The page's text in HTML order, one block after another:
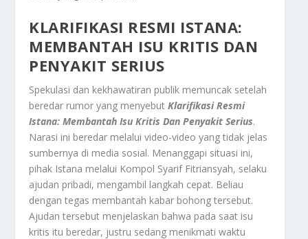
KLARIFIKASI RESMI ISTANA:
MEMBANTAH ISU KRITIS DAN
PENYAKIT SERIUS
Spekulasi dan kekhawatiran publik memuncak setelah
beredar rumor yang menyebutKlarifikasi Resmi
Istana: Membantah Isu Kritis Dan Penyakit Serius.
Narasi ini beredar melalui video-video yang tidak jelas
sumbernya di media sosial. Menanggapi situasi ini,
pihak Istana melalui Kompol Syarif Fitriansyah, selaku
ajudan pribadi, mengambil langkah cepat. Beliau
dengan tegas membantah kabar bohong tersebut.
Ajudan tersebut menjelaskan bahwa pada saat isu
kritis itu beredar, justru sedang menikmati waktu